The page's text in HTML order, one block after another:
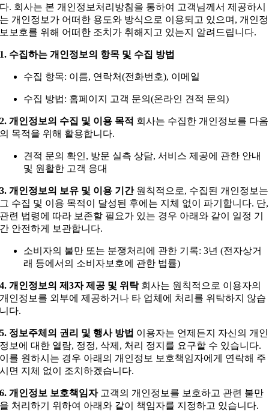
다. 회사는 본 개인정보처리방침을 통하여 고객님께서 제공하시
는 개인정보가 어떠한 용도와 방식으로 이용되고 있으며, 개인정
보보호를 위해 어떠한 조치가 취해지고 있는지 알려드립니다.
1. 수집하는 개인정보의 항목 및 수집 방법
수집 항목: 이름, 연락처(전화번호), 이메일
수집 방법: 홈페이지 고객 문의(온라인 견적 문의)
2. 개인정보의 수집 및 이용 목적 회사는 수집한 개인정보를 다음
의 목적을 위해 활용합니다.
견적 문의 확인, 방문 실측 상담, 서비스 제공에 관한 안내
및 원활한 고객 응대
3. 개인정보의 보유 및 이용 기간원칙적으로, 수집된 개인정보는
그 수집 및 이용 목적이 달성된 후에는 지체 없이 파기합니다. 단,
관련 법령에 따라 보존할 필요가 있는 경우 아래와 같이 일정 기
간 안전하게 보관합니다.
소비자의 불만 또는 분쟁처리에 관한 기록: 3년 (전자상거
래 등에서의 소비자보호에 관한 법률)
4. 개인정보의 제3자 제공 및 위탁회사는 원칙적으로 이용자의
개인정보를 외부에 제공하거나 타 업체에 처리를 위탁하지 않습
니다.
5. 정보주체의 권리 및 행사 방법 이용자는 언제든지 자신의 개인
정보에 대한 열람, 정정, 삭제, 처리 정지를 요구할 수 있습니다.
이를 원하시는 경우 아래의 개인정보 보호책임자에게 연락해 주
시면 지체 없이 조치하겠습니다.
6. 개인정보 보호책임자고객의 개인정보를 보호하고 관련 불만
을 처리하기 위하여 아래와 같이 책임자를 지정하고 있습니다.